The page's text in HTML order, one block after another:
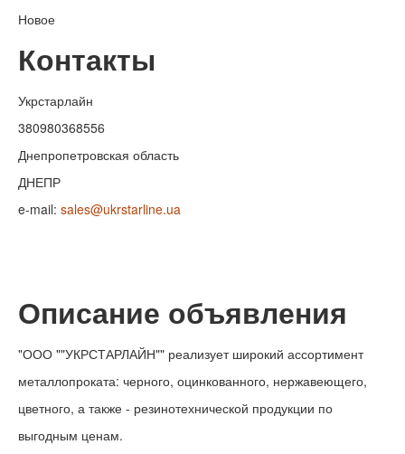
Новое
Контакты
Укрстарлайн
380980368556
Днепропетровская область
ДНЕПР
e-mail: sales@ukrstarline.ua
Описание объявления
"ООО ""УКРСТАРЛАЙН"" реализует широкий ассортимент
металлопроката: черного, оцинкованного, нержавеющего,
цветного, а также - резинотехнической продукции по
выгодным ценам.